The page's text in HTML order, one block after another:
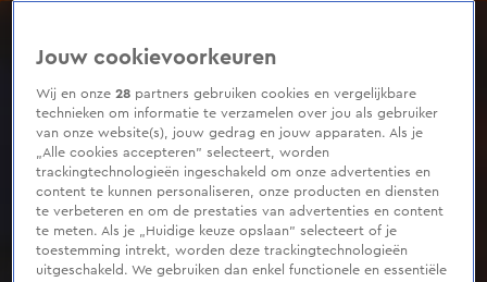
0
Jouw cookievoorkeuren
Wij en onze28 partners gebruiken cookies en vergelijkbare
technieken om informatie te verzamelen over jou als gebruiker
van onze website(s), jouw gedrag en jouw apparaten. Als je
„Alle cookies accepteren” selecteert, worden
trackingtechnologieën ingeschakeld om onze advertenties en
content te kunnen personaliseren, onze producten en diensten
te verbeteren en om de prestaties van advertenties en content
te meten. Als je „Huidige keuze opslaan” selecteert of je
toestemming intrekt, worden deze trackingtechnologieën
uitgeschakeld. We gebruiken dan enkel functionele en essentiële